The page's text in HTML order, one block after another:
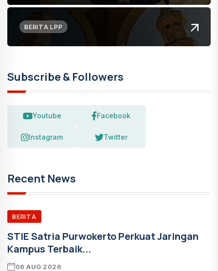
BERITA LPP
Subscribe & Followers
Youtube Facebook
Instagram Twitter
Recent News
BERITA
STIE Satria Purwokerto Perkuat Jaringan
Kampus Terbaik...
06 AUG 2026